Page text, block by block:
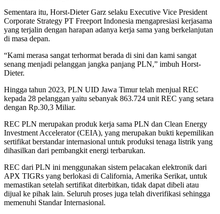
Sementara itu, Horst-Dieter Garz selaku Executive Vice President
Corporate Strategy PT Freeport Indonesia mengapresiasi kerjasama
yang terjalin dengan harapan adanya kerja sama yang berkelanjutan
di masa depan.
“Kami merasa sangat terhormat berada di sini dan kami sangat
senang menjadi pelanggan jangka panjang PLN,” imbuh Horst-
Dieter.
Hingga tahun 2023, PLN UID Jawa Timur telah menjual REC
kepada 28 pelanggan yaitu sebanyak 863.724 unit REC yang setara
dengan Rp.30,3 Miliar.
REC PLN merupakan produk kerja sama PLN dan Clean Energy
Investment Accelerator (CEIA), yang merupakan bukti kepemilikan
sertifikat berstandar internasional untuk produksi tenaga listrik yang
dihasilkan dari pembangkit energi terbarukan.
REC dari PLN ini menggunakan sistem pelacakan elektronik dari
APX TIGRs yang berlokasi di California, Amerika Serikat, untuk
memastikan setelah sertifikat diterbitkan, tidak dapat dibeli atau
dijual ke pihak lain. Seluruh proses juga telah diverifikasi sehingga
memenuhi Standar Internasional.